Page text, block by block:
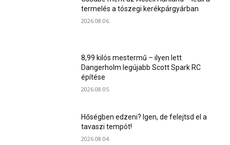
termelés a tószegi kerékpárgyárban
2026.08.06.
8,99 kilós mestermű – ilyen lett
Dangerholm legújabb Scott Spark RC
építése
2026.08.05.
Hőségben edzeni? Igen, de felejtsd el a
tavaszi tempót!
2026.08.04.